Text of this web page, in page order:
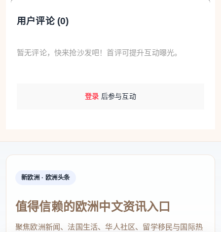
用户评论 (0)
暂无评论，快来抢沙发吧！首评可提升互动曝光。
登录 后参与互动
新欧洲 · 欧洲头条
值得信赖的欧洲中文资讯入口
聚焦欧洲新闻、法国生活、华人社区、留学移民与国际热